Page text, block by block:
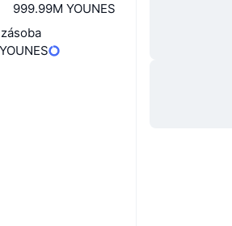
999.99M YOUNES